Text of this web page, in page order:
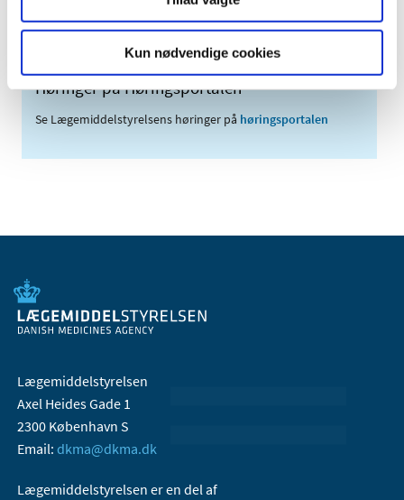
Kun nødvendige cookies
Høringer på Høringsportalen
Se Lægemiddelstyrelsens høringer på høringsportalen
Lægemiddelstyrelsen
Axel Heides Gade 1
2300 København S
Email: dkma@dkma.dk
Lægemiddelstyrelsen er en del af